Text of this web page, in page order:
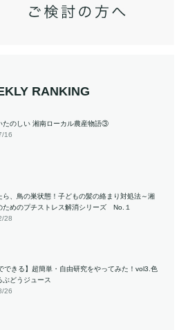
RANKING
たのしい 湘南ローカル農産物語③
16
ら、鳥の巣状態！子どもの髪の絡まり対処法～湘
ためのプチストレス解消シリーズ No.１
28
できる】超簡単・自由研究をやってみた！vol3.色
ぶどうジュース
26